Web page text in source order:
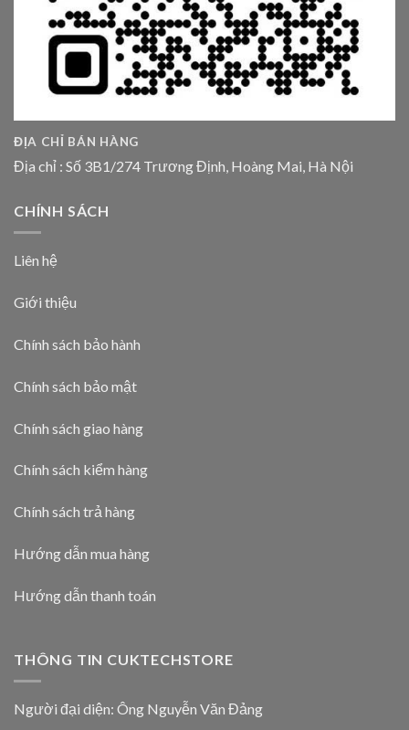
ĐỊA CHỈ BÁN HÀNG
Địa chỉ : Số 3B1/274 Trương Định, Hoàng Mai, Hà Nội
CHÍNH SÁCH
Liên hệ
Giới thiệu
Chính sách bảo hành
Chính sách bảo mật
Chính sách giao hàng
Chính sách kiểm hàng
Chính sách trả hàng
Hướng dẫn mua hàng
Hướng dẫn thanh toán
THÔNG TIN CUKTECHSTORE
Người đại diện: Ông Nguyễn Văn Đảng